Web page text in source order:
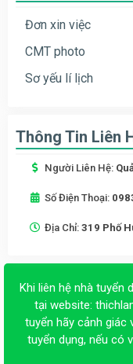
Đơn xin việc
CMT photo
Sơ yếu lí lịch
Thông Tin Liên
Người Liên Hệ:
Số Điện Thoại:
Địa Chỉ: 319 Phố
Khi liên hệ nhà tuyển
tại website:
tuyển hãy cảnh giác
tuyển dụng, nếu có